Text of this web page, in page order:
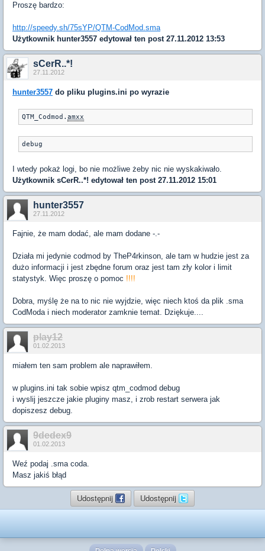
Proszę bardzo:
http://speedy.sh/75sYP/QTM-CodMod.sma
Użytkownik hunter3557 edytował ten post 27.11.2012 13:53
sCerR..*!
27.11.2012
hunter3557 do pliku plugins.ini po wyrazie
QTM_Codmod. amxx
I wtedy pokaż logi, bo nie możliwe żeby nic nie wyskakiwało.
Użytkownik sCerR..*! edytował ten post 27.11.2012 15:01
hunter3557
27.11.2012
Fajnie, że mam dodać, ale mam dodane -.-
Działa mi jedynie codmod by TheP4rkinson, ale tam w hudzie jest za
dużo informacji i jest zbędne forum oraz jest tam zły kolor i limit
statystyk. Więc proszę o pomoc !!!!
Dobra, myślę że na to nic nie wyjdzie, więc niech ktoś da plik .sma
CodModa i niech moderator zamknie temat. Dziękuje....
play12
01.02.2013
miałem ten sam problem ale naprawiłem.
w plugins.ini tak sobie wpisz qtm_codmod debug
i wyslij jeszcze jakie pluginy masz, i zrob restart serwera jak
dopiszesz debug.
9dedex9
01.02.2013
Weź podaj .sma coda.
Masz jakiś błąd
Udostępnij Udostępnij